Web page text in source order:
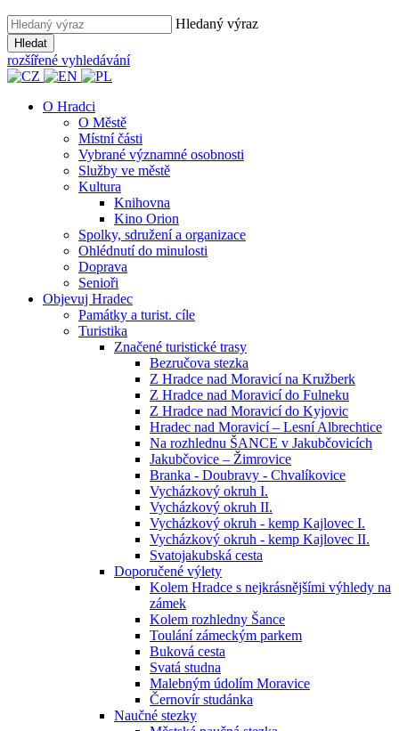
Hledaný výraz
Hledat
rozšířené vyhledávání
O Hradci
O Městě
Místní části
Vybrané významné osobnosti
Služby ve městě
Kultura
Knihovna
Kino Orion
Spolky, sdružení a organizace
Ohlédnutí do minulosti
Doprava
Senioři
Objevuj Hradec
Památky a turist. cíle
Turistika
Značené turistické trasy
Bezručova stezka
Z Hradce nad Moravicí na Kružberk
Z Hradce nad Moravicí do Fulneku
Z Hradce nad Moravicí do Kyjovic
Hradec nad Moravicí – Lesní Albrechtice
Na rozhlednu ŠANCE v Jakubčovicích
Jakubčovice – Žimrovice
Branka - Doubravy - Chvalíkovice
Vycházkový okruh I.
Vycházkový okruh II.
Vycházkový okruh - kemp Kajlovec I.
Vycházkový okruh - kemp Kajlovec II.
Svatojakubská cesta
Doporučené výlety
Kolem Hradce s nejkrásnějšími výhledy na
zámek
Kolem rozhledny Šance
Toulání zámeckým parkem
Buková cesta
Svatá studna
Malebným údolím Moravice
Černovír studánka
Naučné stezky